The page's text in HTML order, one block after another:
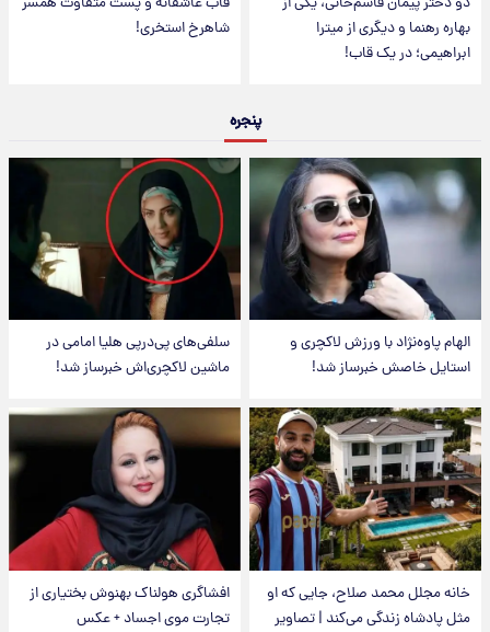
بهاره رهنما و دیگری از میترا
ابراهیمی؛ در یک قاب!
شاهرخ استخری!
پنجره
الهام پاوه‌نژاد با ورزش لاکچری و
استایل خاصش خبرساز شد!
سلفی‌های پی‌درپی هلیا امامی در
ماشین لاکچری‌اش خبرساز شد!
خانه مجلل محمد صلاح، جایی که او
مثل پادشاه زندگی می‌کند | تصاویر
افشاگری هولناک بهنوش بختیاری از
تجارت موی اجساد + عکس